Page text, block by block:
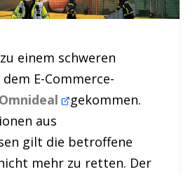
einem schweren
E-Commerce-
Omnideal
gekommen.
aus
gilt die betroffene
mehr zu retten. Der